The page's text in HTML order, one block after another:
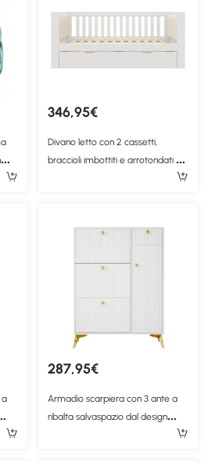
346,95€
Divano letto con 2 cassetti,
braccioli imbottiti e arrotondati e
schienale confortevole, 208x95x74
a
287,95€
Armadio scarpiera con 3 ante a
ribalta salvaspazio dal design